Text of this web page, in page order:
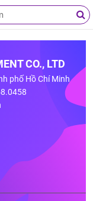
CO., LTD
phố Hồ Chí Minh